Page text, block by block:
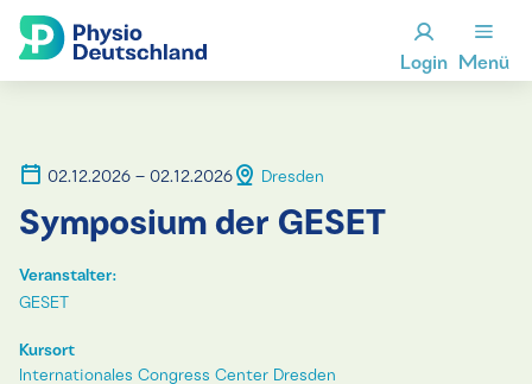
Login Menü
02.12.2026 – 02.12.2026 Dresden
Symposium der GESET
Veranstalter:
GESET
Kursort
Internationales Congress Center Dresden